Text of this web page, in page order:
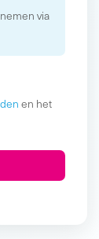
via
en het